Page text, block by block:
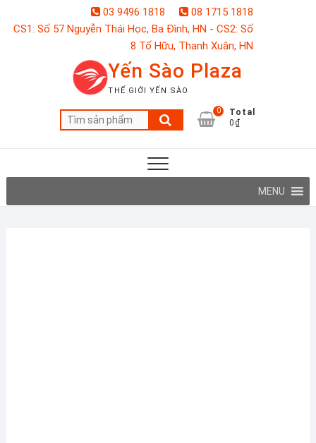
03 9496 1818
08 1715 1818
CS1: Số 57 Nguyễn Thái Học, Ba Đình, HN - CS2: Số
8 Tố Hữu, Thanh Xuân, HN
Yến Sào Plaza
THẾ GIỚI YẾN SÀO
Tìm
kiếm:
0
Total
0₫
MENU